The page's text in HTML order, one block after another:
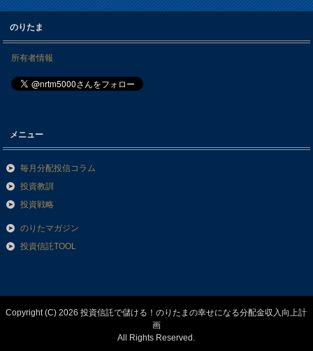
のりたま
所有者情報
メニュー
毎月分配投信コラム
投資教訓
投資戦略
のりたマガジン
投資信託TOOL
Copyright (C) 2026 投資信託で儲ける！のりたまの幸せになる分配金収入向上計
画
All Rights Reserved.